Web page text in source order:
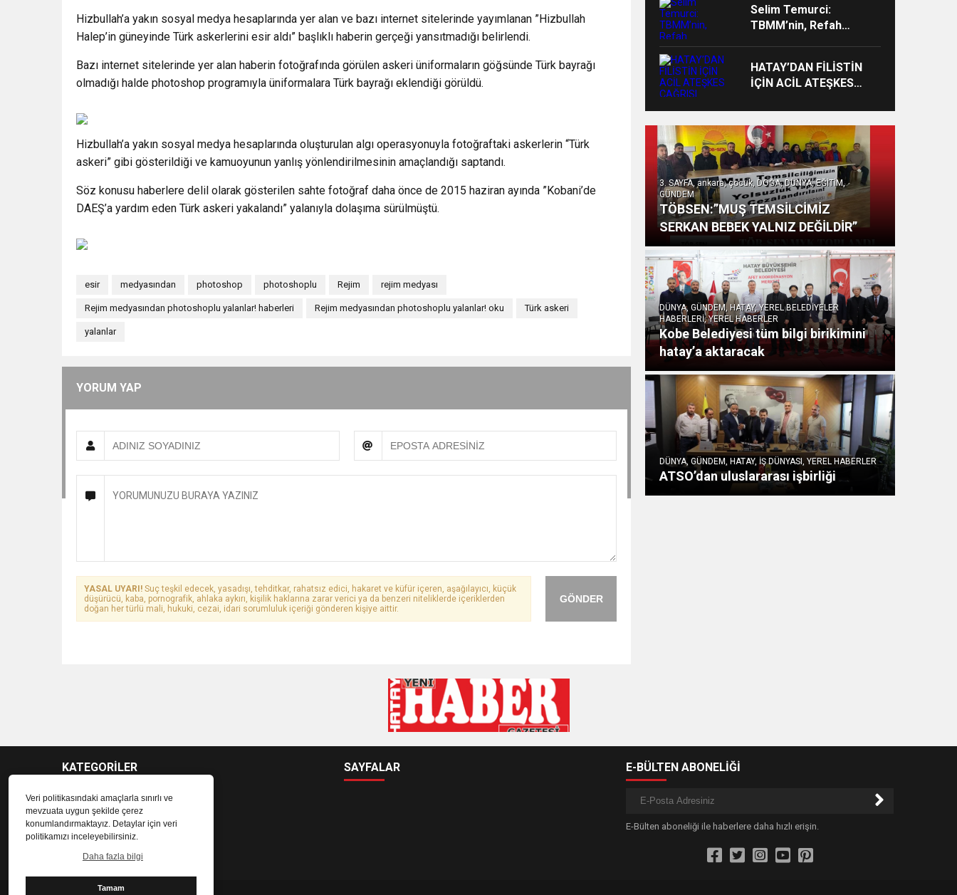
Veri politikasındaki amaçlarla sınırlı ve
mevzuata uygun şekilde çerez
konumlandırmaktayız. Detaylar için veri
politikamızı inceleyebilirsiniz.
Daha fazla bilgi
Tamam
Hizbullah’a yakın sosyal medya hesaplarında yer alan ve bazı internet sitelerinde yayımlanan ”Hizbullah
Halep’in güneyinde Türk askerlerini esir aldı” başlıklı haberin gerçeği yansıtmadığı belirlendi.
Bazı internet sitelerinde yer alan haberin fotoğrafında görülen askeri üniformaların göğsünde Türk bayrağı
olmadığı halde photoshop programıyla üniformalara Türk bayrağı eklendiği görüldü.
Hizbullah’a yakın sosyal medya hesaplarında oluşturulan algı operasyonuyla fotoğraftaki askerlerin “Türk
askeri” gibi gösterildiği ve kamuoyunun yanlış yönlendirilmesinin amaçlandığı saptandı.
Söz konusu haberlere delil olarak gösterilen sahte fotoğraf daha önce de 2015 haziran ayında ”Kobani’de
DAEŞ’a yardım eden Türk askeri yakalandı” yalanıyla dolaşıma sürülmüştü.
esir medyasından photoshop photoshoplu Rejim rejim medyası
Rejim medyasından photoshoplu yalanlar! haberleri Rejim medyasından photoshoplu yalanlar! oku Türk askeri
yalanlar
YORUM YAP
GÖNDER
YASAL UYARI! Suç teşkil edecek, yasadışı, tehditkar, rahatsız edici, hakaret ve küfür içeren, aşağılayıcı, küçük
düşürücü, kaba, pornografik, ahlaka aykırı, kişilik haklarına zarar verici ya da benzeri niteliklerde içeriklerden
doğan her türlü mali, hukuki, cezai, idari sorumluluk içeriği gönderen kişiye aittir.
Selim Temurci:
TBMM’nin, Refah
Milletimizin Duygularına
Tercüman Olması
HATAY’DAN FİLİSTİN
İÇİN ACİL ATEŞKES
3. SAYFA, ankara, çocuk, DOĞA, DÜNYA, EĞİTİM,
GÜNDEM
TÖBSEN:”MUŞ TEMSİLCİMİZ
SERKAN BEBEK YALNIZ DEĞİLDİR”
DÜNYA, GÜNDEM, HATAY, YEREL BELEDİYELER
HABERLERİ, YEREL HABERLER
Kobe Belediyesi tüm bilgi birikimini
hatay’a aktaracak
DÜNYA, GÜNDEM, HATAY, İŞ DÜNYASI, YEREL HABERLER
ATSO’dan uluslararası işbirliği
KATEGORİLER SAYFALAR E-BÜLTEN ABONELİĞİ
E-Bülten aboneliği ile haberlere daha hızlı erişin.